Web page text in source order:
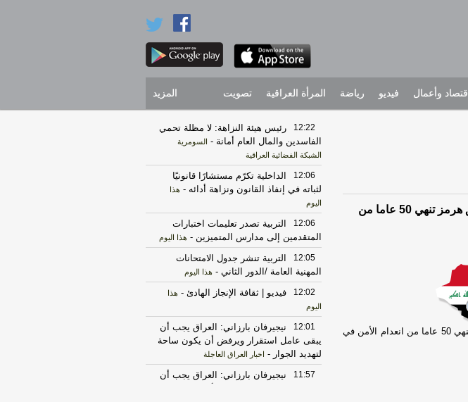
إقتصاد وأعمال فيديو رياضة المرأة العراقية تصويت المزيد
مستشار الزعيم الأعلى الإيراني: إدارة إيران لمضيق هرمز تنهي 50 عاما من
مستشار الزعيم الأعلى الإيراني: إدارة إيران لمضيق هرمز تنهي 50 عاما من انعدام الأمن في
12:22
رئيس هيئة النزاهة: لا مظلة تحمي
الفاسدين والمال العام أمانة - السومرية
الشبكة الفضائية العراقية
12:06
الداخلية تكرّم مستشارًا قانونيًا
لثباته في إنفاذ القانون ونزاهة أدائه - هذا
اليوم
12:06
التربية تصدر تعليمات اختبارات
المتقدمين إلى مدارس المتميزين - هذا اليوم
12:05
التربية تنشر جدول الامتحانات
المهنية العامة /الدور الثاني - هذا اليوم
12:02 فيديو | ثقافة الإنجاز الهادئ - هذا
اليوم
12:01
نيجيرفان بارزاني: العراق يجب أن
يبقى عامل استقرار ويرفض أن يكون ساحة
لتهديد الجوار - اخبار العراق العاجلة
11:57
نيجيرفان بارزاني: العراق يجب أن